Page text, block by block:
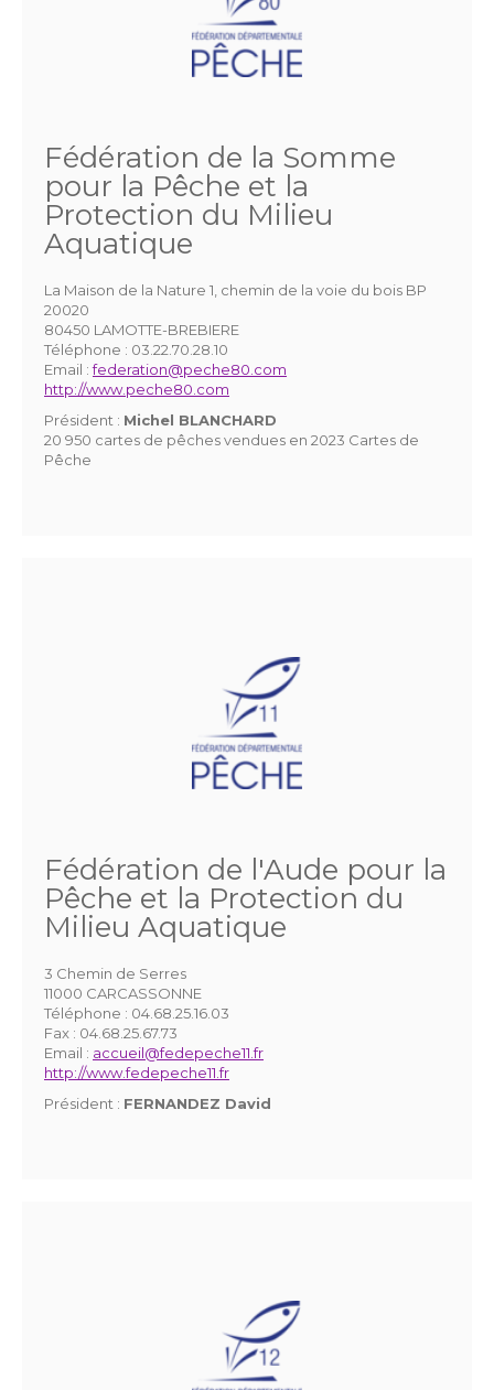
Fédération de la Somme
pour la Pêche et la
Protection du Milieu
Aquatique
La Maison de la Nature 1, chemin de la voie du bois BP
20020
80450 LAMOTTE-BREBIERE
Téléphone : 03.22.70.28.10
Email :federation@peche80.com
http://www.peche80.com
Président : Michel BLANCHARD
20 950 cartes de pêches vendues en 2023 Cartes de
Pêche
Fédération de l'Aude pour la
Pêche et la Protection du
Milieu Aquatique
3 Chemin de Serres
11000 CARCASSONNE
Téléphone : 04.68.25.16.03
Fax : 04.68.25.67.73
Email : accueil@fedepeche11.fr
http://www.fedepeche11.fr
Président : FERNANDEZ David